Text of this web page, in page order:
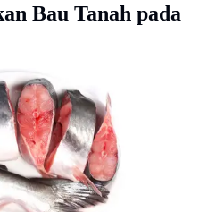
Bau Tanah pada